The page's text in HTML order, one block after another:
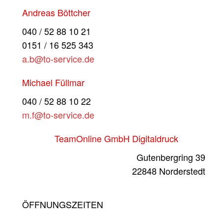
Andreas Böttcher
040 / 52 88 10 21
0151 / 16 525 343
a.b@to-service.de
Michael Füllmar
040 / 52 88 10 22
m.f@to-service.de
TeamOnline GmbH Digitaldruck
Gutenbergring 39
22848 Norderstedt
ÖFFNUNGSZEITEN